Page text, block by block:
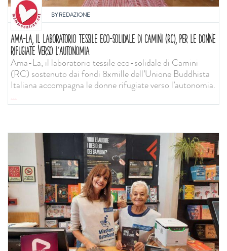
BYREDAZIONE
AMA-LA, IL LABORATORIO TESSILE ECO-SOLIDALE DI CAMINI (RC), PER LE DONNE
RIFUGIATE VERSO L’AUTONOMIA
Ama-La, il laboratorio tessile eco-solidale di Camini
(RC) sostenuto dai fondi 8xmille dell’Unione Buddhista
Italiana accompagna le donne rifugiate verso l’autonomia.
...